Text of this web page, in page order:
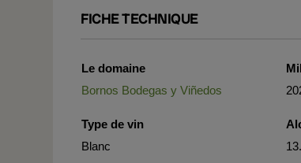
FICHE TECHNIQUE
Le domaine
Bornos Bodegas y Viñedos
Type de vin
Blanc